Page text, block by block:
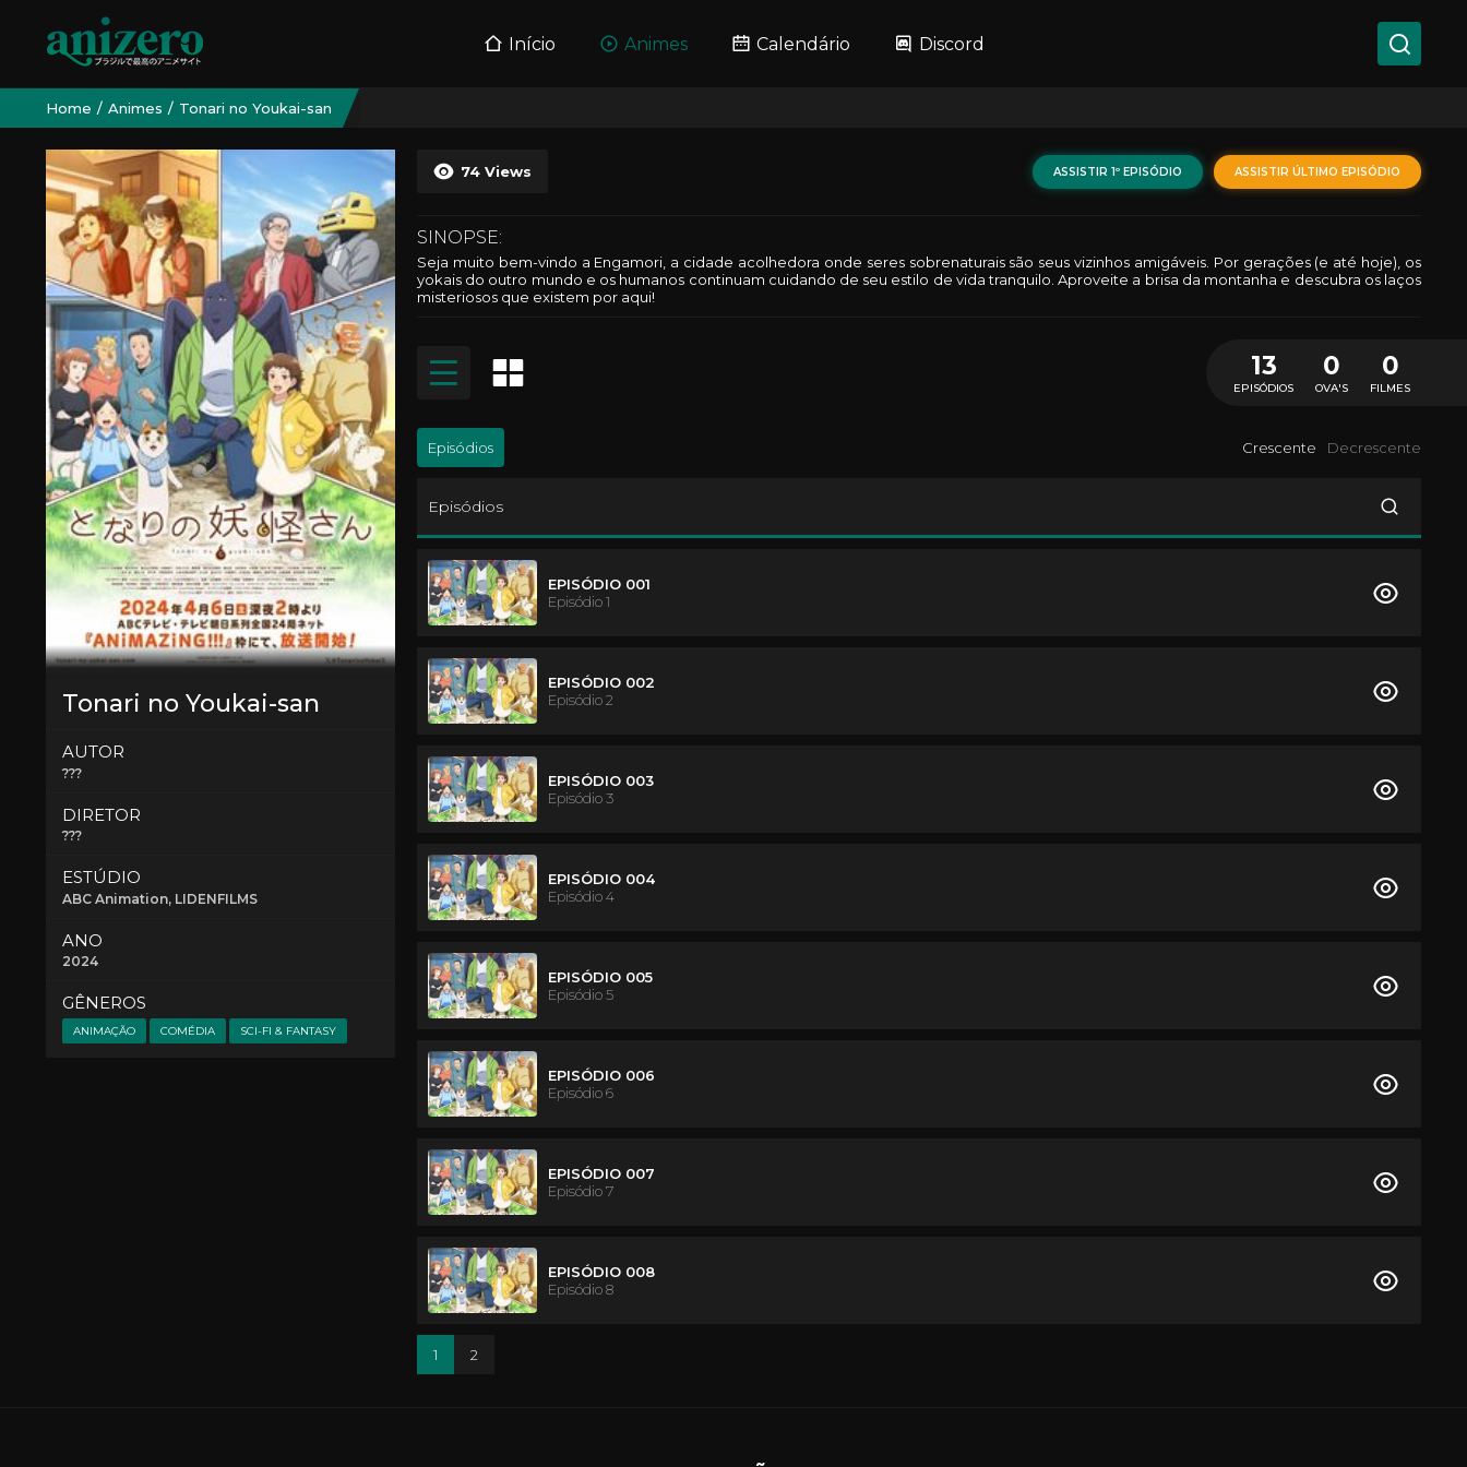
Início Animes Calendário Discord
Home Animes Tonari no Youkai-san
Tonari no Youkai-san
AUTOR
???
DIRETOR
???
ESTÚDIO
ABC Animation, LIDENFILMS
ANO
2024
GÊNEROS
ANIMAÇÃO COMÉDIA SCI-FI & FANTASY
74 Views ASSISTIR 1º EPISÓDIO ASSISTIR ÚLTIMO EPISÓDIO
SINOPSE:
Seja muito bem-vindo a Engamori, a cidade acolhedora onde seres sobrenaturais são seus vizinhos amigáveis. Por gerações (e até hoje), os
yokais do outro mundo e os humanos continuam cuidando de seu estilo de vida tranquilo. Aproveite a brisa da montanha e descubra os laços
misteriosos que existem por aqui!
13
EPISÓDIOS
0
OVA'S
0
FILMES
Episódios Crescente Decrescente
Episódios
EPISÓDIO 001
Episódio 1
EPISÓDIO 002
Episódio 2
EPISÓDIO 003
Episódio 3
EPISÓDIO 004
Episódio 4
EPISÓDIO 005
Episódio 5
EPISÓDIO 006
Episódio 6
EPISÓDIO 007
Episódio 7
EPISÓDIO 008
Episódio 8
1 2